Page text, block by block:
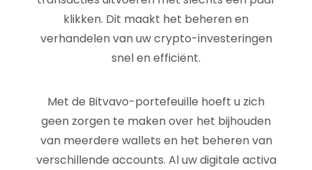
klikken. Dit maakt het beheren en
verhandelen van uw crypto-investeringen
snel en efficiënt.
Met de Bitvavo-portefeuille hoeft u zich
geen zorgen te maken over het bijhouden
van meerdere wallets en het beheren van
verschillende accounts. Al uw digitale activa